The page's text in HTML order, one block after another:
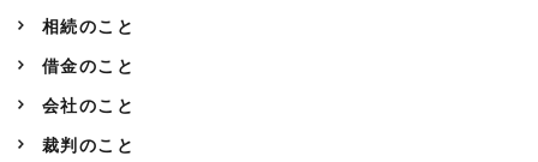
相続のこと
借金のこと
会社のこと
裁判のこと